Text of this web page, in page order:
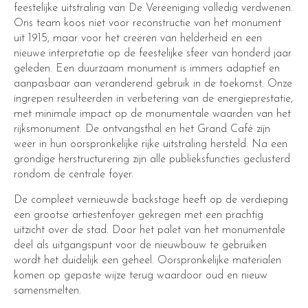
feestelijke uitstraling van De Vereeniging volledig verdwenen.
Ons team koos niet voor reconstructie van het monument
uit 1915, maar voor het creëren van helderheid en een
nieuwe interpretatie op de feestelijke sfeer van honderd jaar
geleden. Een duurzaam monument is immers adaptief en
aanpasbaar aan veranderend gebruik in de toekomst. Onze
ingrepen resulteerden in verbetering van de energieprestatie,
met minimale impact op de monumentale waarden van het
rijksmonument. De ontvangsthal en het Grand Café zijn
weer in hun oorspronkelijke rijke uitstraling hersteld. Na een
grondige herstructurering zijn alle publieksfuncties geclusterd
rondom de centrale foyer.
De compleet vernieuwde backstage heeft op de verdieping
een grootse artiestenfoyer gekregen met een prachtig
uitzicht over de stad. Door het palet van het monumentale
deel als uitgangspunt voor de nieuwbouw te gebruiken
wordt het duidelijk een geheel. Oorspronkelijke materialen
komen op gepaste wijze terug waardoor oud en nieuw
samensmelten.